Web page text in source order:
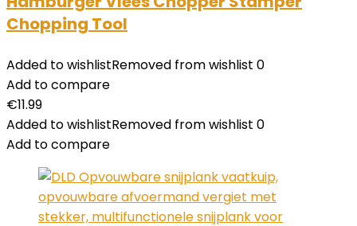
Chopping Tool
Added to wishlistRemoved from wishlist 0
Add to compare
€11.99
Added to wishlistRemoved from wishlist 0
Add to compare